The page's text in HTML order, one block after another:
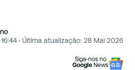
· Última atualização: 28 Mai 2026
Siga-nos no
Google News